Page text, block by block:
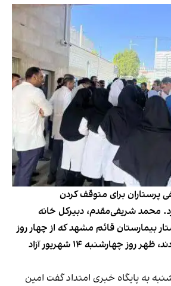
پرستاران برای متوقف کردن
محمد شریفی‌مقدم، دبیرکل خانه
بیمارستان قائم مشهد که از چهار روز
پیش بازداشت شده بودند، ظهر روز چهارشنبه ۱۴ شهریور آزاد
به پایگاه خبری امتداد گفت امین